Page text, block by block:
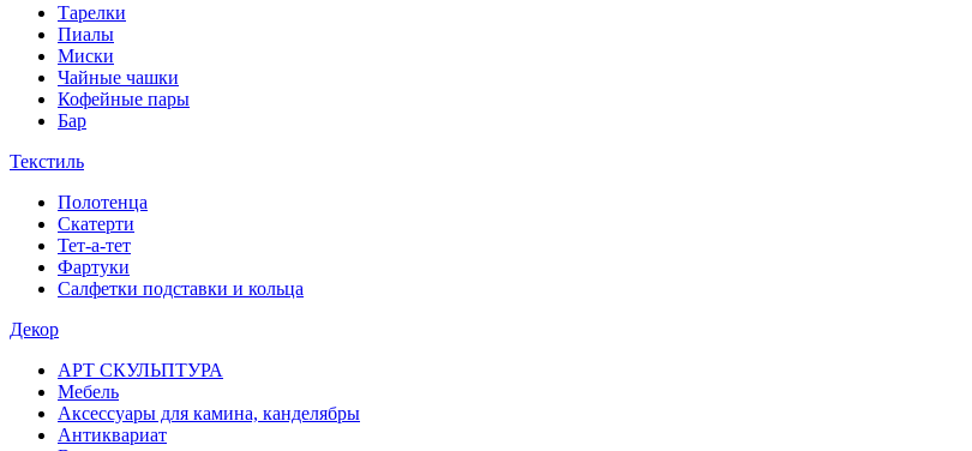
Тарелки
Пиалы
Миски
Чайные чашки
Кофейные пары
Бар
Текстиль
Полотенца
Скатерти
Тет-а-тет
Фартуки
Салфетки подставки и кольца
Декор
АРТ СКУЛЬПТУРА
Мебель
Аксессуары для камина, канделябры
Антиквариат